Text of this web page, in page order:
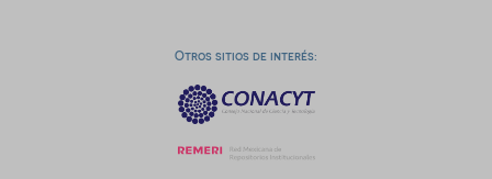
Otros sitios de interés: